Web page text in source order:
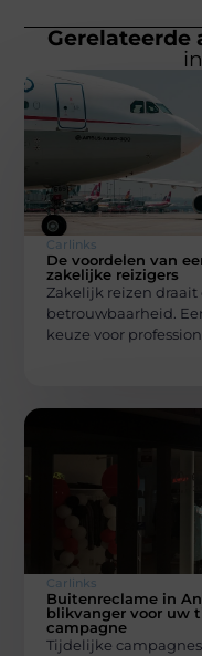
Gerelateerde
Carlinks
De voordelen van
zakelijke reizigers
Zakelijk reizen
betrouwbaarheid.
keuze voor
Carlinks
Buitenreclame in
blikvanger voor uw
campagne
Tijdelijke